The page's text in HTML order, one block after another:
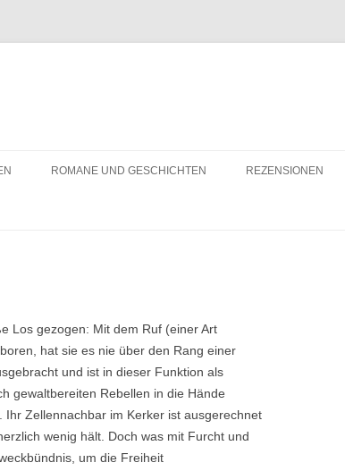
ROMANE UND GESCHICHTEN REZENSIONEN
Los gezogen: Mit dem Ruf (einer Art
hat sie es nie über den Rang einer
und ist in dieser Funktion als
gewaltbereiten Rebellen in die Hände
Zellennachbar im Kerker ist ausgerechnet
wenig hält. Doch was mit Furcht und
um die Freiheit